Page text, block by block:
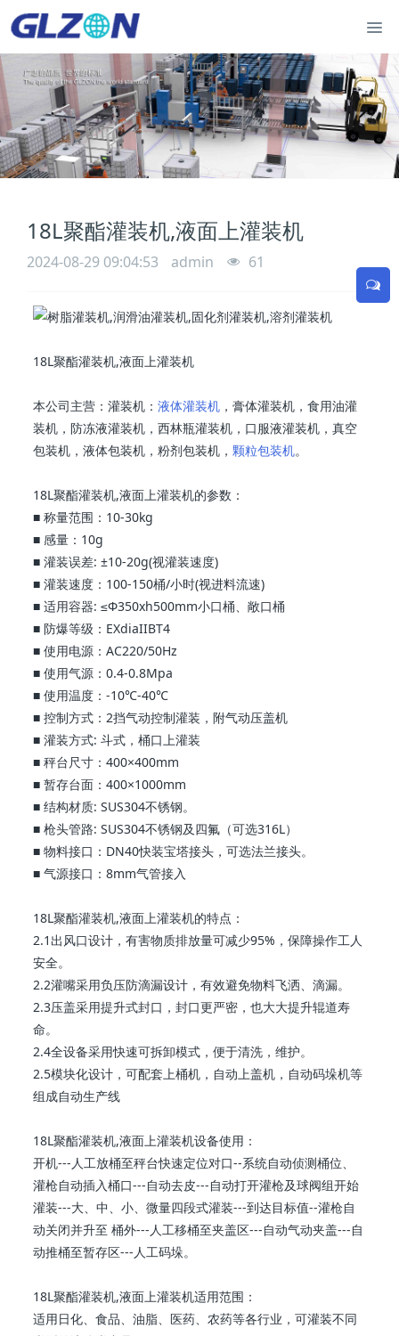
18L聚酯灌装机,液面上灌装机
2024-08-29 09:04:53 admin 61
18L聚酯灌装机,液面上灌装机
本公司主营：灌装机：液体灌装机 ，膏体灌装机，食用油灌
装机，防冻液灌装机，西林瓶灌装机，口服液灌装机，真空
包装机，液体包装机，粉剂包装机，颗粒包装机。
18L聚酯灌装机,液面上灌装机的参数：
■ 称量范围：10-30kg
■ 感量：10g
■ 灌装误差: ±10-20g(视灌装速度)
■ 灌装速度：100-150桶/小时(视进料流速)
■ 适用容器: ≤Ф350xh500mm小口桶、敞口桶
■ 防爆等级：EXdiaIIBT4
■ 使用电源：AC220/50Hz
■ 使用气源：0.4-0.8Mpa
■ 使用温度：-10℃-40℃
■ 控制方式：2挡气动控制灌装，附气动压盖机
■ 灌装方式: 斗式，桶口上灌装
■ 秤台尺寸：400×400mm
■ 暂存台面：400×1000mm
■ 结构材质: SUS304不锈钢。
■ 枪头管路: SUS304不锈钢及四氟（可选316L）
■ 物料接口：DN40快装宝塔接头，可选法兰接头。
■ 气源接口：8mm气管接入
18L聚酯灌装机,液面上灌装机的特点：
2.1出风口设计，有害物质排放量可减少95%，保障操作工人
安全。
2.2灌嘴采用负压防滴漏设计，有效避免物料飞洒、滴漏。
2.3压盖采用提升式封口，封口更严密，也大大提升辊道寿
命。
2.4全设备采用快速可拆卸模式，便于清洗，维护。
2.5模块化设计，可配套上桶机，自动上盖机，自动码垛机等
组成自动生产线
18L聚酯灌装机,液面上灌装机设备使用：
开机---人工放桶至秤台快速定位对口--系统自动侦测桶位、
灌枪自动插入桶口---自动去皮---自动打开灌枪及球阀组开始
灌装---大、中、小、微量四段式灌装---到达目标值--灌枪自
动关闭并升至 桶外---人工移桶至夹盖区---自动气动夹盖---自
动推桶至暂存区---人工码垛。
18L聚酯灌装机,液面上灌装机适用范围：
适用日化、食品、油脂、医药、农药等各行业，可灌装不同